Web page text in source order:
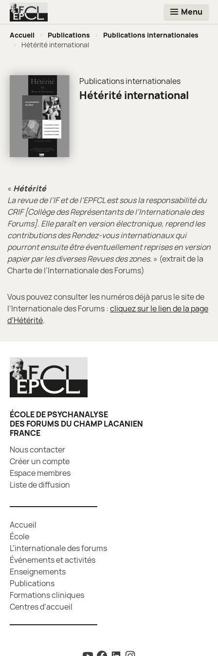
Menu
Accueil > Publications >
Publications internationales
>
Hétérité international
Publications internationales
Hétérité international
« Hétérité
La revue de l’IF et de l’EPFCL est sous la responsabilité du
CRIF [Collège des Représentants de l’Internationale des
Forums]. Elle paraît en version électronique, reprend les
contributions des Rendez-vous internationaux qui
pourront ensuite être éventuellement reprises en version
papier par les diverses Revues des zones. » (extrait de la
Charte de l’Internationale des Forums)
Vous pouvez consulter les numéros déjà parus le site de
l’Internationale des Forums : cliquez sur le lien de la page
d’Hétérité.
ÉCOLE DE PSYCHANALYSE
DES FORUMS DU CHAMP LACANIEN
FRANCE
Nous contacter
Créer un compte
Espace membres
Liste de diffusion
Accueil
École
L’internationale des forums
Événements et activités
Enseignements
Publications
Formations cliniques
Centres d’accueil